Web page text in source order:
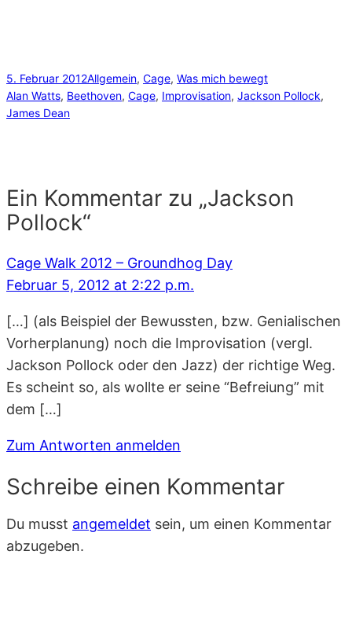
5. Februar 2012Allgemein, Cage, Was mich bewegt
Alan Watts, Beethoven, Cage, Improvisation, Jackson Pollock
James Dean
Ein Kommentar zu „Jackson
Pollock“
Cage Walk 2012 – Groundhog Day
Februar 5, 2012 at 2:22 p.m.
[…] (als Beispiel der Bewussten, bzw. Genialischen
Vorherplanung) noch die Improvisation (vergl.
Jackson Pollock oder den Jazz) der richtige Weg.
Es scheint so, als wollte er seine “Befreiung” mit
dem […]
Zum Antworten anmelden
Schreibe einen Kommentar
Du musst angemeldet sein, um einen Kommentar
abzugeben.